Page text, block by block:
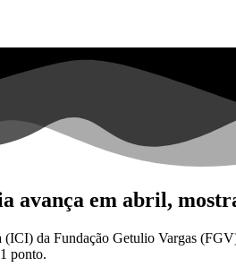
avança em abril,
da Fundação Getulio Vargas
ponto.